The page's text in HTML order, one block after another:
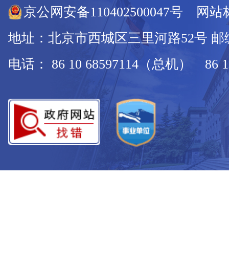
京公网安备110402500047号 网站
地址：北京市西城区三里河路52号 邮
电话： 86 10 68597114（总机） 86